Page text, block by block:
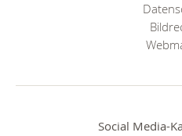
Social Media-